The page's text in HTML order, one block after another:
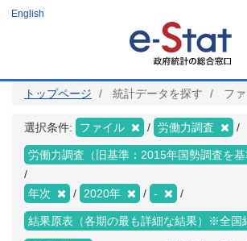
ツ
English
トップページ 統計データを探す フ
選択条件: ファイル 労働力調査
労働力調査（旧基準：2015年国勢調査を基
年次 2020年 -
結果原表（各期の最も詳細な結果）※全国